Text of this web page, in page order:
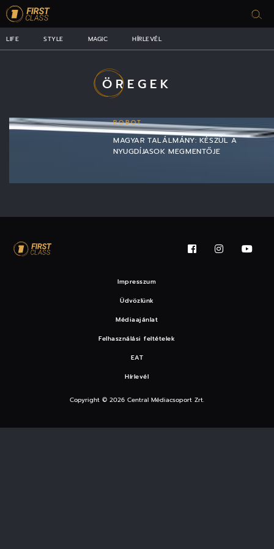
LIFE STYLE MAGIC HÍRLEVÉL
ÖREGEK
ROBOT
MAGYAR TALÁLMÁNY: KÉSZÜL A
NYUGDÍJASOK MEGMENTŐJE
Impresszum
Üdvözlünk
Médiaajánlat
Felhasználási feltételek
EAT
Hírlevél
Copyright © 2026 Central Médiacsoport Zrt.